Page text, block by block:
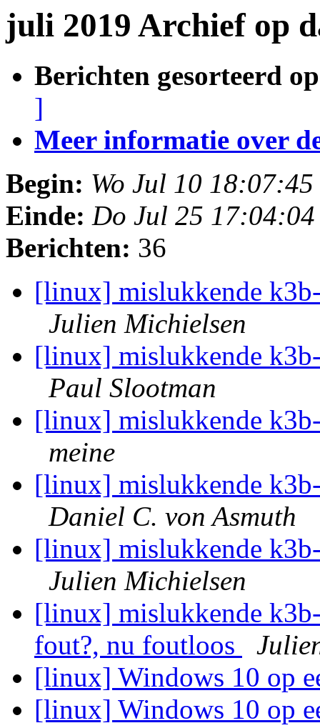
juli 2019 Archief op
Berichten gesorteerd
]
Meer informatie over
Begin: Wo Jul 10
Einde: Do Jul 25 17:04:04
Berichten: 36
[linux] mislukkende
Julien Michielsen
[linux] mislukkende
Paul Slootman
[linux] mislukkende
meine
[linux] mislukkende
Daniel C. von Asmuth
[linux] mislukkende
Julien Michielsen
[linux] mislukkende
fout?, nu foutloos
[linux] Windows 10 op
[linux] Windows 10 op